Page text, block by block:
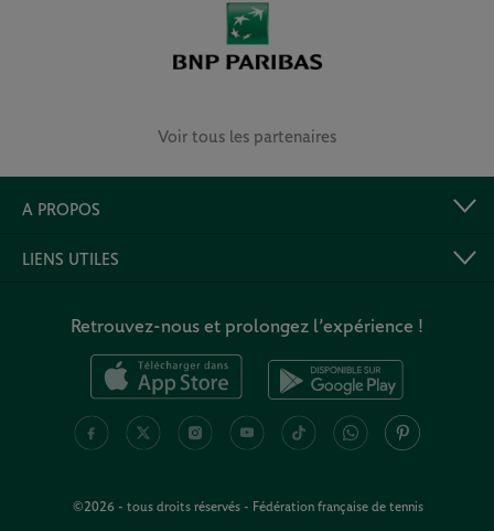
Voir tous les partenaires
A PROPOS
LIENS UTILES
Retrouvez-nous et prolongez l’expérience !
©2026 - tous droits réservés - Fédération française de tennis